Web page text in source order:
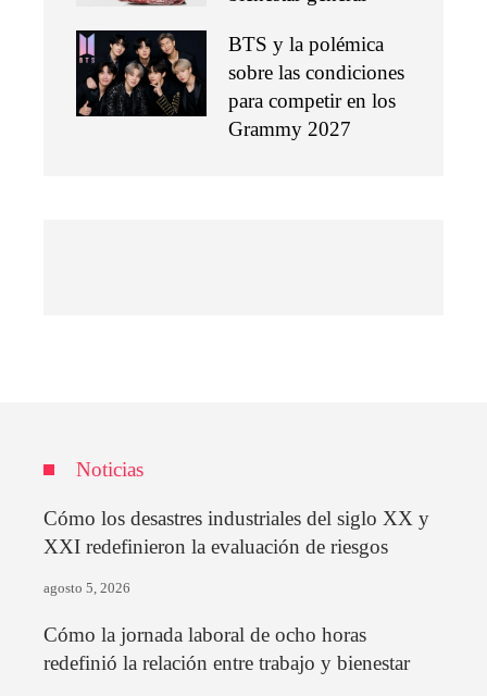
BTS y la polémica
sobre las condiciones
para competir en los
Grammy 2027
Noticias
Cómo los desastres industriales del siglo XX y
XXI redefinieron la evaluación de riesgos
agosto 5, 2026
Cómo la jornada laboral de ocho horas
redefinió la relación entre trabajo y bienestar